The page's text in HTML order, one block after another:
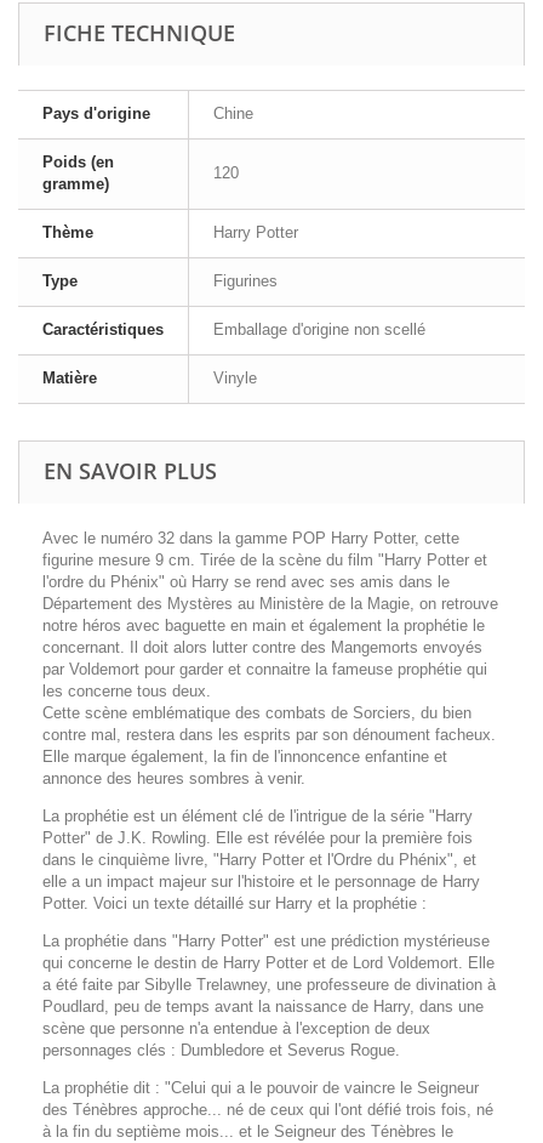
FICHE TECHNIQUE
Pays d'origine Chine
Poids (en
gramme)
120
Thème Harry Potter
Type Figurines
Caractéristiques Emballage d'origine non scellé
Matière Vinyle
EN SAVOIR PLUS
Avec le numéro 32 dans la gamme POP Harry Potter, cette
figurine mesure 9 cm. Tirée de la scène du film "Harry Potter et
l'ordre du Phénix" où Harry se rend avec ses amis dans le
Département des Mystères au Ministère de la Magie, on retrouve
notre héros avec baguette en main et également la prophétie le
concernant. Il doit alors lutter contre des Mangemorts envoyés
par Voldemort pour garder et connaitre la fameuse prophétie qui
les concerne tous deux.
Cette scène emblématique des combats de Sorciers, du bien
contre mal, restera dans les esprits par son dénoument facheux.
Elle marque également, la fin de l'innoncence enfantine et
annonce des heures sombres à venir.
La prophétie est un élément clé de l'intrigue de la série "Harry
Potter" de J.K. Rowling. Elle est révélée pour la première fois
dans le cinquième livre, "Harry Potter et l'Ordre du Phénix", et
elle a un impact majeur sur l'histoire et le personnage de Harry
Potter. Voici un texte détaillé sur Harry et la prophétie :
La prophétie dans "Harry Potter" est une prédiction mystérieuse
qui concerne le destin de Harry Potter et de Lord Voldemort. Elle
a été faite par Sibylle Trelawney, une professeure de divination à
Poudlard, peu de temps avant la naissance de Harry, dans une
scène que personne n'a entendue à l'exception de deux
personnages clés : Dumbledore et Severus Rogue.
La prophétie dit : "Celui qui a le pouvoir de vaincre le Seigneur
des Ténèbres approche... né de ceux qui l'ont défié trois fois, né
à la fin du septième mois... et le Seigneur des Ténèbres le